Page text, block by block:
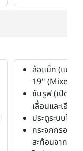
ล้อแม็ก (แบบ
19" (Mixed
ซันรูฟ (เปิดได้
เลื่อนและเอียง)
ประตูระบบไฟฟ้า
กระจกกรองแ
สะท้อนจากภา